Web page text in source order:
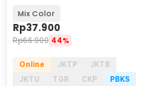
Mix Color
Rp37.900
Rp66.900 44%
Online JKTP
JKTB
JKTU
TGR CKP
PBKS